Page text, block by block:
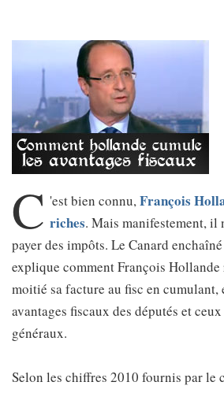
C 'est bien connu,François
riches. Mais manifestement, il
payer des impôts. Le Canard
explique comment François Hollande
moitié sa facture au fisc en cumulant,
avantages fiscaux des députés et
généraux.
Selon les chiffres 2010 fournis par le